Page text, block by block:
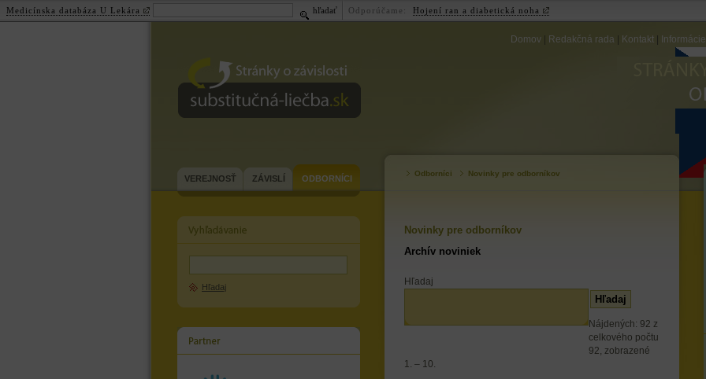
Domov Redakčná rada Kontakt
substitučná-liečba.sk
VEREJNOSŤ ZÁVISLÍ ODBORNÍCI
Hľadaj
Odborníci Novinky pre odborníkov
Novinky pre odborníkov
Archív noviniek
Hľadaj
Nájdených: 92 z
celkového počtu
92, zobrazené
1. – 10.
Medicínska databáza U Lekára hľadať Odporúčame: Hojení ran a diabetická noha